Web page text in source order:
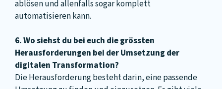
ablösen und allenfalls sogar komplett
automatisieren kann.
6. Wo siehst du bei euch die grössten
Herausforderungen bei der Umsetzung der
digitalen Transformation?
Die Herausforderung besteht darin, eine passende